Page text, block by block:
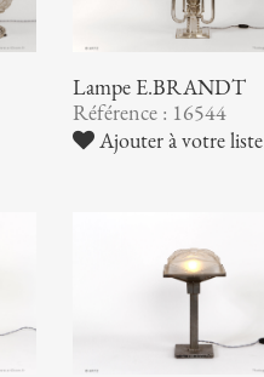
Lampe E.BRANDT
Référence : 16544
Ajouter à votre liste